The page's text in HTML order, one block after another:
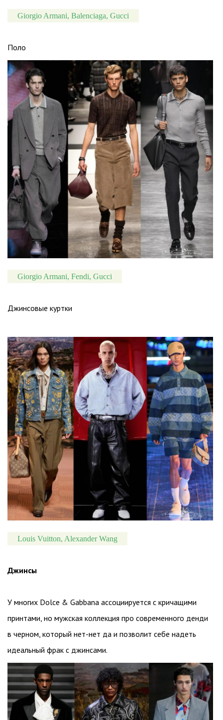
Giorgio Armani, Balenciaga, Gucci
Поло
Giorgio Armani, Fendi, Gucci
Джинсовые куртки
Louis Vuitton, Alexander Wang
Джинсы
У многих Dolce & Gabbana ассоциируется с кричащими
принтами, но мужская коллекция про современного денди
в черном, который нет-нет да и позволит себе надеть
идеальный фрак с джинсами.